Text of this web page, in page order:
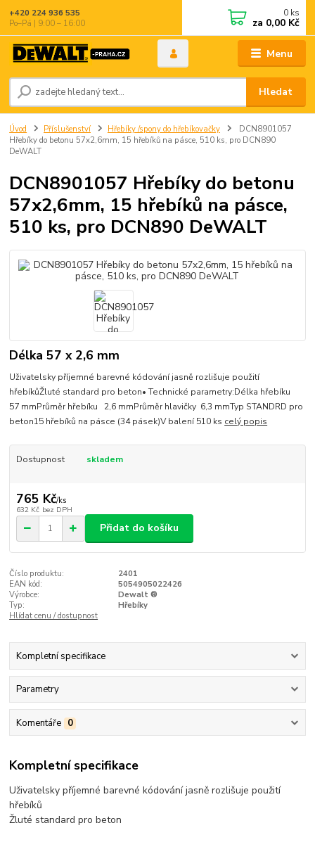
Menu
Hledat
+420 224 936 535
Po–Pá | 9:00 – 16:00
0 ks
za 0,00 Kč
Úvod Příslušenství Hřebíky /spony do hřebíkovačky
DCN8901057
Hřebíky do betonu 57x2,6mm, 15 hřebíků na pásce, 510 ks, pro DCN890
DeWALT
DCN8901057 Hřebíky do betonu
57x2,6mm, 15 hřebíků na pásce,
510 ks, pro DCN890 DeWALT
Délka 57 x 2,6 mm
Uživatelsky příjemné barevné kódování jasně rozlišuje použití
hřebíkůŽluté standard pro beton• Technické parametry:Délka hřebíku
57 mmPrůměr hřebíku 2,6 mmPrůměr hlavičky 6,3 mmTyp STANDRD pro
beton15 hřebíků na pásce (34 pásek)V balení 510 ks celý popis
Dostupnost skladem
765 Kč/ks
632 Kč bez DPH
Přidat do košíku
Číslo produktu:
2401
EAN kód:
5054905022426
Výrobce:
Dewalt ®
Typ:
Hřebíky
Hlídat cenu / dostupnost
Kompletní specifikace
Parametry
Komentáře 0
Kompletní specifikace
Uživatelsky příjemné barevné kódování jasně rozlišuje použití
hřebíků
Žluté standard pro beton